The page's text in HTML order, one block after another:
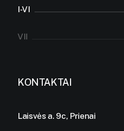
I-VI
VII
KONTAKTAI
Laisvės a. 9c, Prienai